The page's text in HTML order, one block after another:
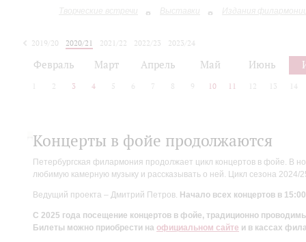
Творческие встречи Выставки Издания
2019/20 2020/21 2021/22 2022/23
2023/24
Февраль Март Апрель Май Июнь
2 3 4 5 6 7 8 9 10 11 12 13 14
Концерты в фойе продолжаются
Петербургская филармония продолжает цикл концертов в фойе. В
любимую камерную музыку и рассказывать о ней. Цикл сезона
Ведущий проекта – Дмитрий Петров. Начало всех концертов в
С 2025 года посещение концертов в фойе, традиционно
Билеты можно приобрести на официальном сайте и в кассах